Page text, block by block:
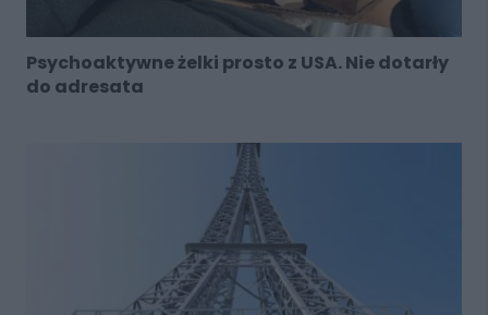
Psychoaktywne żelki prosto z USA. Nie dotarły
do adresata